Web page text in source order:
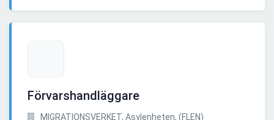
Förvarshandläggare
MIGRATIONSVERKET, Asylenheten, (FLEN)